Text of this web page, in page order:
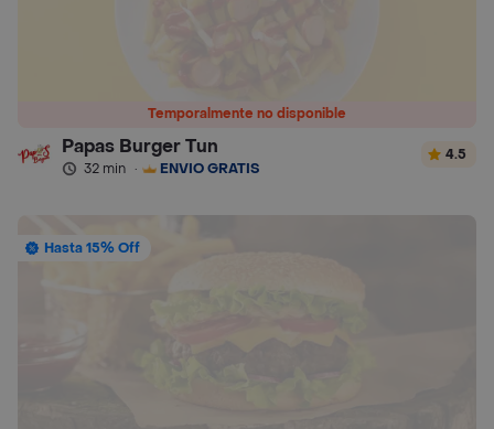
Temporalmente no disponible
Papas Burger Tun
32 min · ENVÍO GRATIS
4.5
Hasta 15% Off